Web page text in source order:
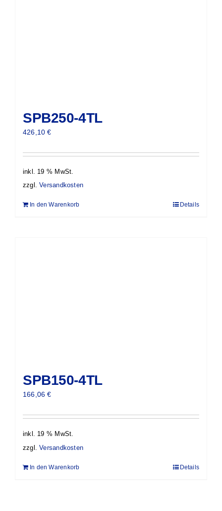
SPB250-4TL
426,10€
inkl. 19 % MwSt.
zzgl.Versandkosten
In den Warenkorb Details
SPB150-4TL
166,06€
inkl. 19 % MwSt.
zzgl.Versandkosten
In den Warenkorb Details